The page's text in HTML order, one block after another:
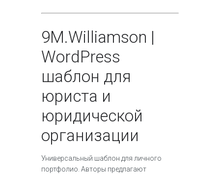
9M.Williamson |
WordPress
шаблон для
юриста и
юридической
организации
Универсальный шаблон для личного
портфолио. Авторы предлагают